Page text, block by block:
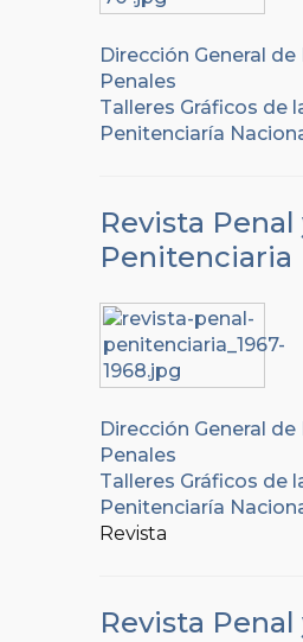
Dirección General
Penales
Talleres Gráficos de
Penitenciaría
Revista Penal
Penitenciaria
Dirección General
Penales
Talleres Gráficos de
Penitenciaría
Revista
Revista Penal